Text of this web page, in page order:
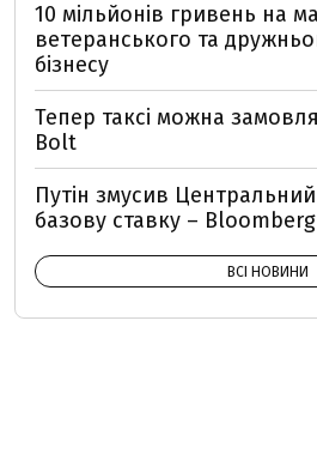
10 мільйонів гривень на
ветеранського та
бізнесу
Тепер таксі можна
Bolt
Путін змусив
базову ставку – Bloomberg
ВСІ НОВИНИ